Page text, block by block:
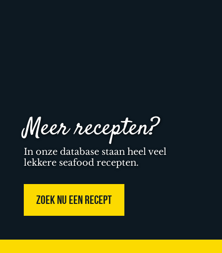
Meer recepten?
In onze database staan heel veel
lekkere seafood recepten.
ZOEK NU EEN RECEPT